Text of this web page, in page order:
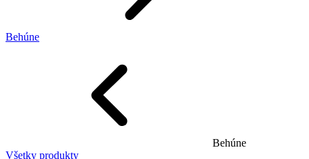
Behúne
Behúne
Všetky produkty